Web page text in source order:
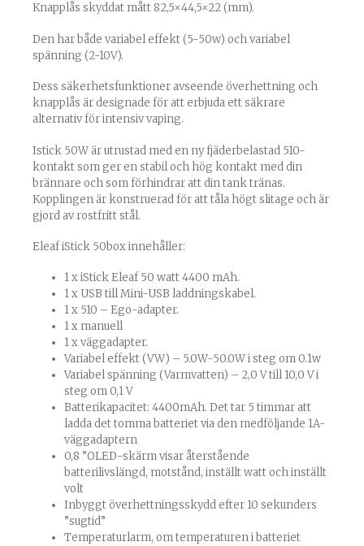
Knapplås skyddat mått 82,5×44,5×22 (mm).
Den har både variabel effekt (5-50w) och variabel
spänning (2-10V).
Dess säkerhetsfunktioner avseende överhettning och
knapplås är designade för att erbjuda ett säkrare
alternativ för intensiv vaping.
Istick 50W är utrustad med en ny fjäderbelastad 510-
kontakt som ger en stabil och hög kontakt med din
brännare och som förhindrar att din tank tränas.
Kopplingen är konstruerad för att tåla högt slitage och är
gjord av rostfritt stål.
Eleaf iStick 50box innehåller:
1 x iStick Eleaf 50 watt 4400 mAh.
1 x USB till Mini-USB laddningskabel.
1 x 510 – Ego-adapter.
1 x manuell
1 x väggadapter.
Variabel effekt (VW) – 5.0W-50.0W i steg om 0.1w
Variabel spänning (Varmvatten) – 2,0 V till 10,0 V i
steg om 0,1 V
Batterikapacitet: 4400mAh. Det tar 5 timmar att
ladda det tomma batteriet via den medföljande 1A-
väggadaptern
0,8 ”OLED-skärm visar återstående
batterilivslängd, motstånd, inställt watt och inställt
volt
Inbyggt överhettningsskydd efter 10 sekunders
”sugtid”
Temperaturlarm, om temperaturen i batteriet